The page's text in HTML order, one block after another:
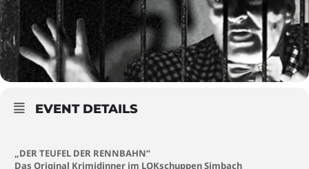
EVENT DETAILS
„DER TEUFEL DER RENNBAHN“
Das Original Krimidinner im LOKschuppen Simbach